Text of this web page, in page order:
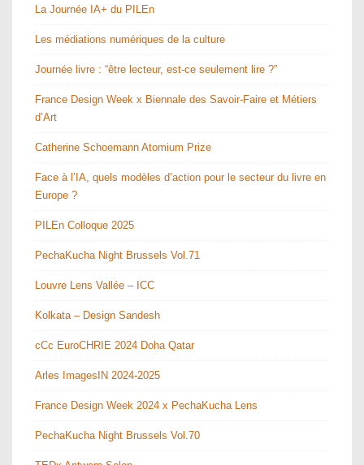
La Journée IA+ du PILEn
Les médiations numériques de la culture
Journée livre : “être lecteur, est-ce seulement lire ?”
France Design Week x Biennale des Savoir-Faire et Métiers
d’Art
Catherine Schoemann Atomium Prize
Face à l’IA, quels modèles d’action pour le secteur du livre en
Europe ?
PILEn Colloque 2025
PechaKucha Night Brussels Vol.71
Louvre Lens Vallée – ICC
Kolkata – Design Sandesh
cCc EuroCHRIE 2024 Doha Qatar
Arles ImagesIN 2024-2025
France Design Week 2024 x PechaKucha Lens
PechaKucha Night Brussels Vol.70